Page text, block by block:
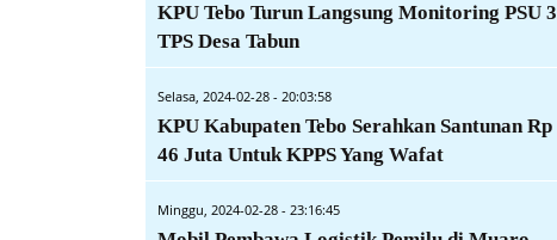
KPU Tebo Turun Langsung Monitoring PSU 3
TPS Desa Tabun
Selasa, 2024-02-28 - 20:03:58
KPU Kabupaten Tebo Serahkan Santunan Rp
46 Juta Untuk KPPS Yang Wafat
Minggu, 2024-02-28 - 23:16:45